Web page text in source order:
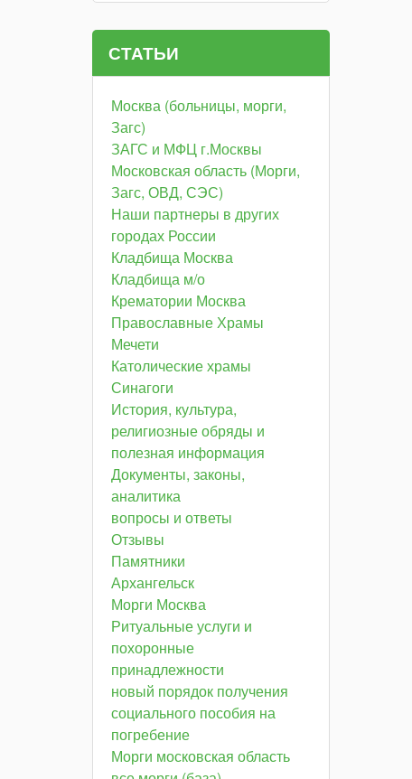
СТАТЬИ
Москва (больницы, морги,
Загс)
ЗАГС и МФЦ г.Москвы
Московская область (Морги,
Загс, ОВД, СЭС)
Наши партнеры в других
городах России
Кладбища Москва
Кладбища м/о
Крематории Москва
Православные Храмы
Мечети
Католические храмы
Синагоги
История, культура,
религиозные обряды и
полезная информация
Документы, законы,
аналитика
вопросы и ответы
Отзывы
Памятники
Архангельск
Морги Москва
Ритуальные услуги и
похоронные
принадлежности
новый порядок получения
социального пособия на
погребение
Морги московская область